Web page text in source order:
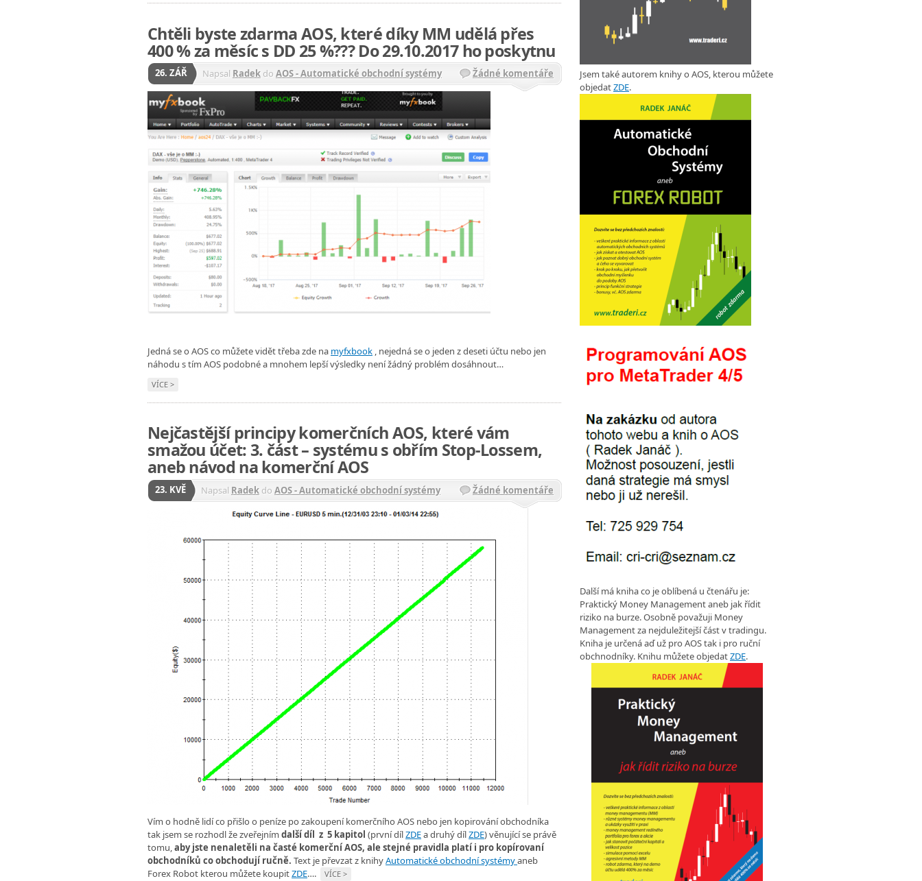
Chtěli byste zdarma AOS, které díky MM udělá přes
400 % za měsíc s DD 25 %??? Do 29.10.2017 ho poskytnu
26. ZÁŘ Napsal Radek do AOS - Automatické obchodní systémy Žádné komentáře
Jedná se o AOS co můžete vidět třeba zde na myfxbook , nejedná se o jeden z deseti účtu nebo jen
náhodu s tím AOS podobné a mnohem lepší výsledky není žádný problém dosáhnout…
VÍCE >
Nejčastější principy komerčních AOS, které vám
smažou účet: 3. část – systému s obřím Stop-Lossem,
aneb návod na komerční AOS
23. KVĚ Napsal Radek do AOS - Automatické obchodní systémy Žádné komentáře
Vím o hodně lidí co přišlo o peníze po zakoupení komerčního AOS nebo jen kopirování obchodníka
tak jsem se rozhodl že zveřejním další díl z 5 kapitol (první dílZDEa druhý dílZDE) věnující se právě
tomu,aby jste nenaletěli na časté komerční AOS, ale stejné pravidla platí i pro kopírovaní
obchodníků co obchodují ručně. Text je převzat z knihyAutomatické obchodní systémyaneb
Forex Robot kterou můžete koupitZDE…. VÍCE >
Jsem také autorem knihy o AOS, kterou můžete
objedatZDE.
Další má kniha co je oblíbená u čtenářu je:
Praktický Money Management aneb jak řídit
riziko na burze. Osobně považuji Money
Management za nejduležitejší část v tradingu.
Kniha je určená aď už pro AOS tak i pro ruční
obchnodníky. Knihu můžete objedatZDE.